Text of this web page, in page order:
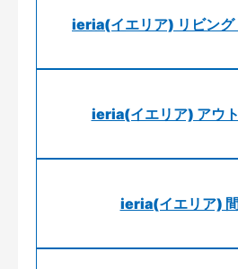
ieria(イエリア) リビング
ieria(イエリア) アウ
ieria(イエリア)